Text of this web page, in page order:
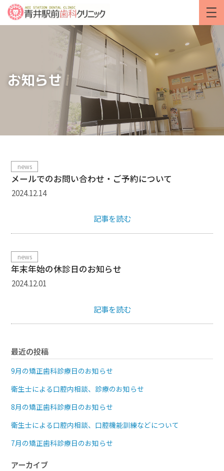
お知らせ
news
メールでのお問い合わせ・ご予約について
2024.12.14
記事を読む
news
年末年始の休診日のお知らせ
2024.12.01
記事を読む
最近の投稿
9月の矯正歯科診療日のお知らせ
衛生士による口腔内相談、診療のお知らせ
8月の矯正歯科診療日のお知らせ
衛生士による口腔内相談、口腔機能訓練などについて
7月の矯正歯科診療日のお知らせ
アーカイブ